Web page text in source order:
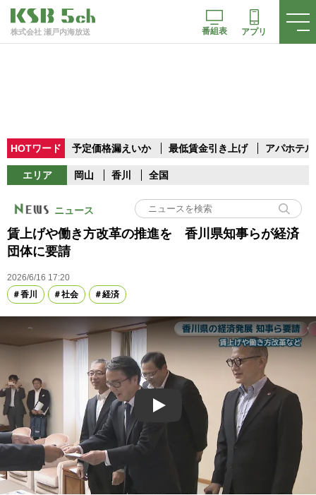
株式会社 瀬戸内海放送 番組表 アプリ
HOTワード 予定価格漏えいか 最低賃金引き上げ アパホテル
エリア 岡山 香川 全国
ニュース
賃上げや働き方改革の推進を 香川県知事らが経済
団体に要請
2026/6/16 17:20
香川
社会 経済
Play